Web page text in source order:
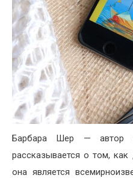
Барбара Шер — автор
рассказывается о том, как
она является